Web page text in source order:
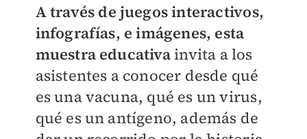
A través de juegos interactivos,
infografías, e imágenes, esta
muestra educativainvita a los
asistentes a conocer desde qué
es una vacuna, qué es un virus,
qué es un antígeno, además de